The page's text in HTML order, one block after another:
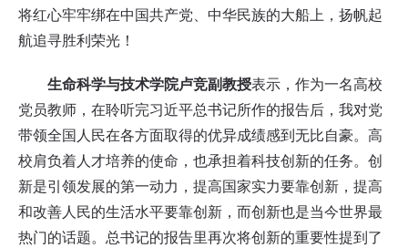
将红心牢牢绑在中国共产党、中华民族的大船上，扬帆起
航追寻胜利荣光！
生命科学与技术学院卢竞副教授表示，作为一名高校
党员教师，在聆听完习近平总书记所作的报告后，我对党
带领全国人民在各方面取得的优异成绩感到无比自豪。高
校肩负着人才培养的使命，也承担着科技创新的任务。创
新是引领发展的第一动力，提高国家实力要靠创新，提高
和改善人民的生活水平要靠创新，而创新也是当今世界最
热门的话题。总书记的报告里再次将创新的重要性提到了